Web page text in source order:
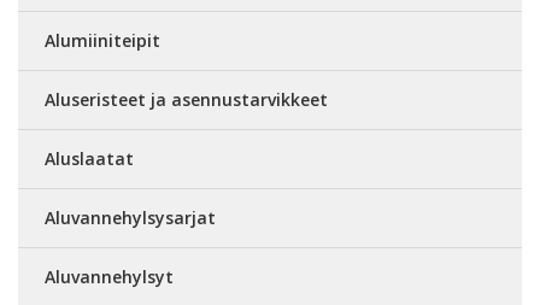
Alumiiniteipit
Aluseristeet ja asennustarvikkeet
Aluslaatat
Aluvannehylsysarjat
Aluvannehylsyt